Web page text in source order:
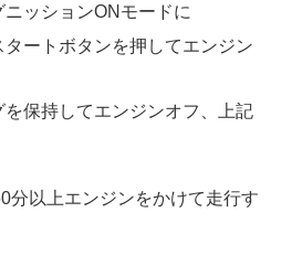
ニッションONモードに
ートボタンを押してエンジン
を保持してエンジンオフ、上記
分以上エンジンをかけて走行す